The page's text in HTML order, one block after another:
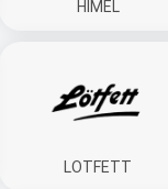
HIMEL
LOTFETT